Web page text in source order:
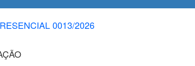
0013/2026